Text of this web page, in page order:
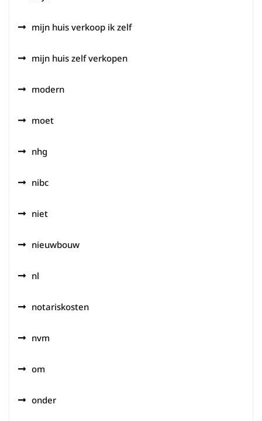
mijn huis verkoop ik zelf
mijn huis zelf verkopen
modern
moet
nhg
nibc
niet
nieuwbouw
nl
notariskosten
nvm
om
onder